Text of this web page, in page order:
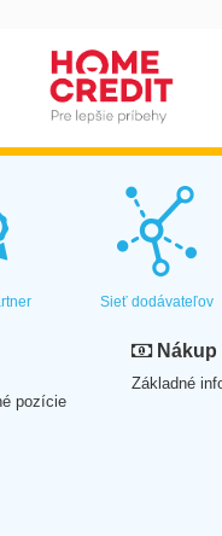
Sieť dodávateľov
pozície
Nákup
Základné